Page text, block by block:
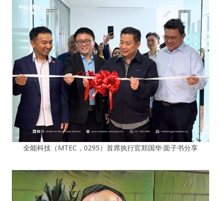
全能科技（MTEC，0295）首席执行官郑国华·面子书分享